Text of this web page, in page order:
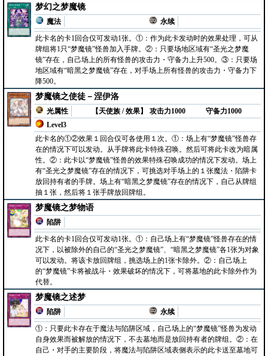
梦幻之梦魔镜
魔法
永续
此卡名的卡1回合仅可发动1张。①：作为此卡发动时的效果处理，可从
牌组将1只“梦魔镜”怪兽加入手牌。②：只要场地区域有“圣光之梦魔
镜”存在，自己场上的所有怪兽的攻击力・守备力上升500。③：只要场
地区域有“暗黑之梦魔镜”存在，对手场上所有怪兽的攻击力・守备力下
降500。
梦魔镜之使徒－涅伊洛
光属性
【天使族 / 效果】
Level3
攻击力1000 守备力1000
此卡名的①②效果１回合仅可各使用１次。①：场上有“梦魔镜”怪兽存
在的情况下可以发动。从手牌将此卡特殊召唤。然后可将此卡改为暗属
性。②：此卡以“梦魔镜”怪兽的效果特殊召唤成功的情况下发动。场上
有“圣光之梦魔镜”存在的情况下，可挑选对手场上的１张魔法・陷阱卡
放回持有者的手牌。场上有“暗黑之梦魔镜”存在的情况下，自己从牌组
抽１张，然后将１张手牌放回牌组。
梦魔镜之梦物语
陷阱
此卡名的卡1回合仅可发动1张。①：自己场上有“梦魔镜”怪兽存在的情
况下，以被除外的自己的“圣光之梦魔镜”、“暗黑之梦魔镜”各1张为对象
可以发动。将该卡放回牌组，挑选场上的1张卡除外。②：自己场上
的“梦魔镜”卡将被战斗・效果破坏的情况下，可将墓地的此卡除外作为
代替。
梦魔镜之述梦
陷阱
永续
①：只要此卡存在于魔法与陷阱区域，自己场上的“梦魔镜”怪兽为发动
自身效果而被解放的情况下，不去墓地而是放回持有者的牌组。②：在
自己・对手的主要阶段，将魔法与陷阱区域表侧表示的此卡送至墓地可